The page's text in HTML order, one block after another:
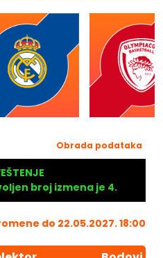
Obrada podataka
broj izmena je 4.
do 22.05.2027. 18:00